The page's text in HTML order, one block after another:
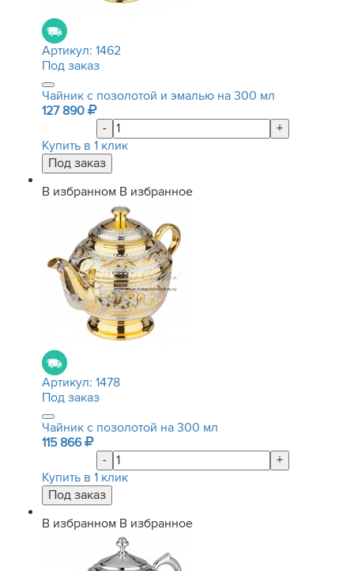
Артикул: 1462
Под заказ
Чайник с позолотой и эмалью на 300 мл
127 890
-
+
Купить в 1 клик
В избранном В избранное
Артикул: 1478
Под заказ
Чайник с позолотой на 300 мл
115 866
-
+
Купить в 1 клик
В избранном В избранное